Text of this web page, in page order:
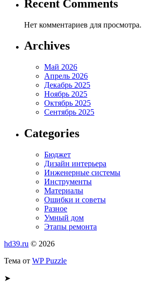
Recent Comments
Нет комментариев для просмотра.
Archives
Май 2026
Апрель 2026
Декабрь 2025
Ноябрь 2025
Октябрь 2025
Сентябрь 2025
Categories
Бюджет
Дизайн интерьера
Инженерные системы
Инструменты
Материалы
Ошибки и советы
Разное
Умный дом
Этапы ремонта
hd39.ru © 2026
Тема от WP Puzzle
➤